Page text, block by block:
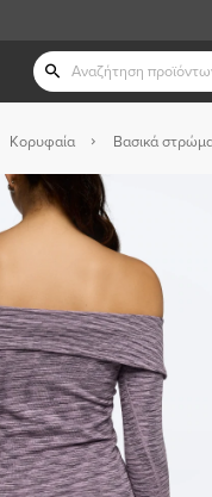
Κορυφαία Βασικά